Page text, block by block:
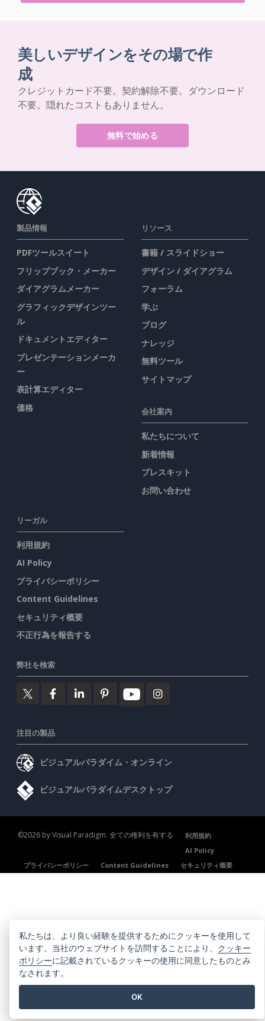
美しいデザインをその場で作
成
クレジットカード不要。契約解除不要。ダウンロード
不要。隠れたコストもありません。
無料で始める
製品情報
PDFツールスイート
フリップブック・メーカー
ダイアグラムメーカー
グラフィックデザインツー
ル
ドキュメントエディター
プレゼンテーションメーカ
ー
表計算エディター
価格
リソース
書籍 / スライドショー
デザイン / ダイアグラム
フォーラム
学ぶ
ブログ
ナレッジ
無料ツール
サイトマップ
会社案内
私たちについて
新着情報
プレスキット
お問い合わせ
リーガル
利用規約
AI Policy
プライバシーポリシー
Content Guidelines
セキュリティ概要
不正行為を報告する
弊社を検索
注目の製品
ビジュアルパラダイム・オンライン
ビジュアルパラダイムデスクトップ
©2026 by Visual Paradigm. 全ての権利を有する
利用規約
AI Policy
プライバシーポリシー
Content Guidelines セキュリティ概要
私たちは、より良い経験を提供するためにクッキーを使用して
います。当社のウェブサイトを訪問することにより、 クッキー
ポリシーに記載されているクッキーの使用に同意したものとみ
なされます。
OK